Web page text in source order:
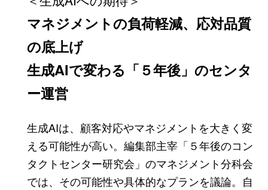
マネジメントの負荷軽減、応対品質
の底上げ
生成AIで変わる「５年後」のセンタ
ー運営
生成AIは、顧客対応やマネジメントを大きく変
える可能性が高い。編集部主宰「５年後のコン
タクトセンター研究会」のマネジメント分科会
では、その可能性や具体的なプランを議論。自